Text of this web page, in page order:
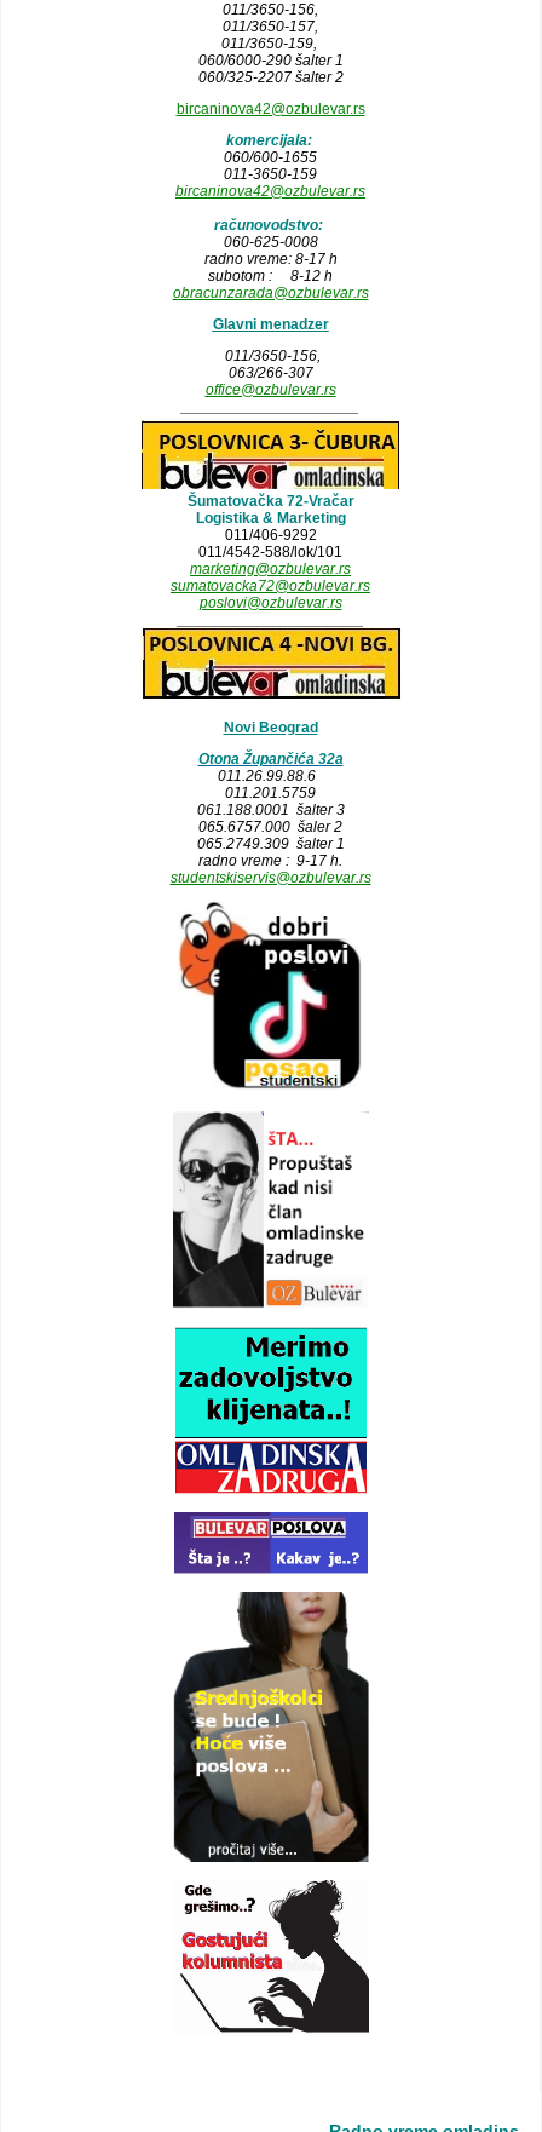
011/3650-156,
011/3650-157,
011/3650-159,
060/6000-290 šalter 1
060/325-2207 šalter 2
bircaninova42@ozbulevar.rs
komercijala:
060/600-1655
011-3650-159
bircaninova42@ozbulevar.rs
računovodstvo:
060-625-0008
radno vreme: 8-17 h
subotom : 8-12 h
obracunzarada@ozbulevar.rs
Glavni menadzer
011/3650-156,
063/266-307
office@ozbulevar.rs
Šumatovačka 72-Vračar
Logistika & Marketing
011/406-9292
011/4542-588/lok/101
marketing@ozbulevar.rs
sumatovacka72@ozbulevar.rs
poslovi@ozbulevar.rs
Novi Beograd
Otona Župančića 32a
011.26.99.88.6
011.201.5759
061.188.0001 šalter 3
065.6757.000 šaler 2
065.2749.309 šalter 1
radno vreme : 9-17 h.
studentskiservis@ozbulevar.rs